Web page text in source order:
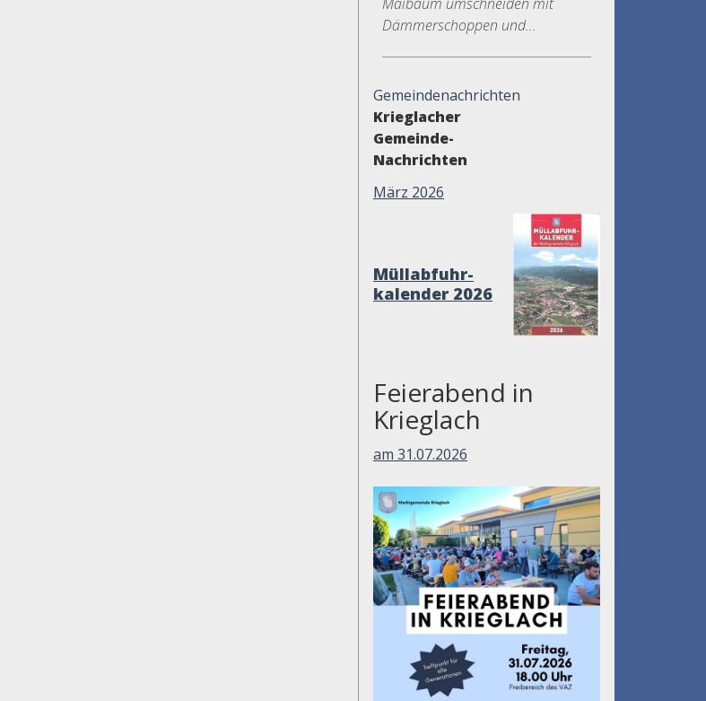
Dämmerschoppen und...
Gemeindenachrichten
Krieglacher
Gemeinde-
Nachrichten
März 2026
Müllabfuhr-
kalender 2026
Feierabend in
Krieglach
am 31.07.2026